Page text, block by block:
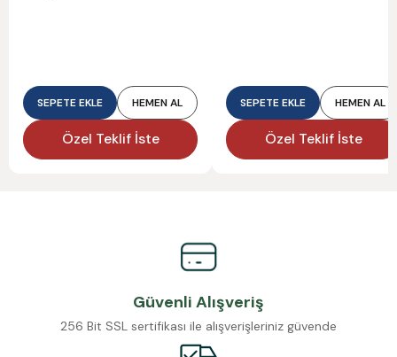
SEPETE EKLE HEMEN AL
Özel Teklif İste
SEPETE EKLE HEMEN AL
Özel Teklif İste
Güvenli Alışveriş
256 Bit SSL sertifikası ile alışverişleriniz güvende